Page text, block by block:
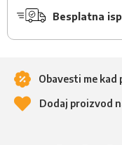
Besplatna
Obavesti me kad
Dodaj proizvod